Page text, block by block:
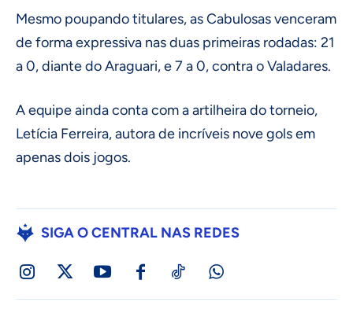
Mesmo poupando titulares, as Cabulosas venceram
de forma expressiva nas duas primeiras rodadas: 21
a 0, diante do Araguari, e 7 a 0, contra o Valadares.
A equipe ainda conta com a artilheira do torneio,
Letícia Ferreira, autora de incríveis nove gols em
apenas dois jogos.
SIGA O CENTRAL NAS REDES